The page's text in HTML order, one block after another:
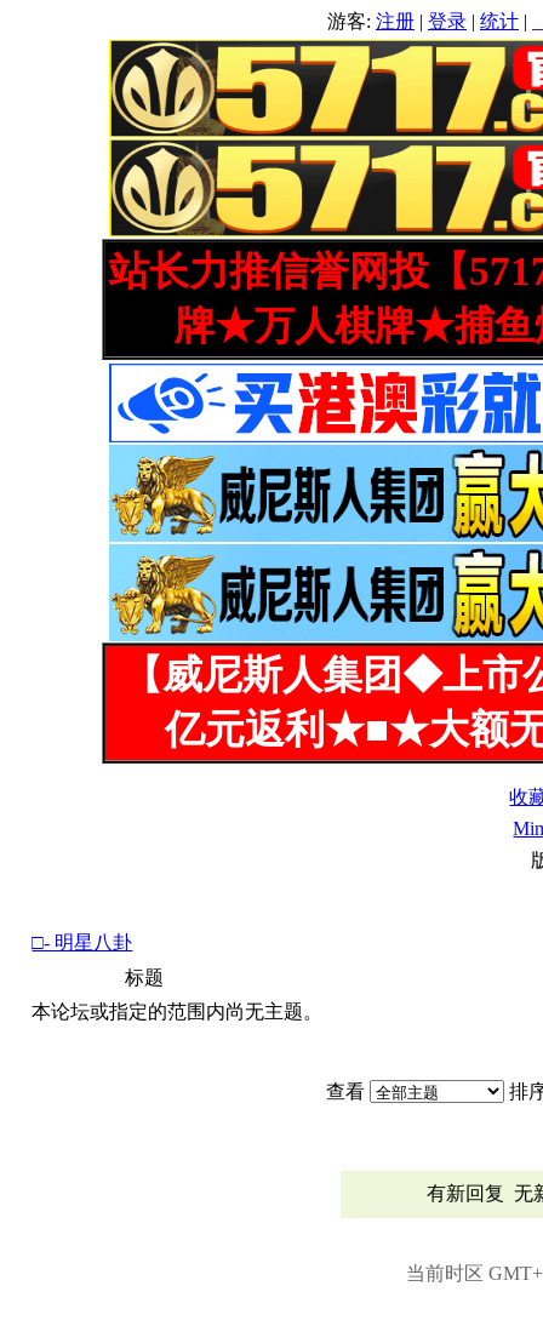
游客: 注册 | 登录 | 统计 |
站长力推信誉网投【
牌★万人棋牌★捕鱼
【威尼斯人集团◆上
亿元返利★■★大额
收
□- 明星八卦
标题
本论坛或指定的范围内尚无主题。
查看 排
有新回复 无
当前时区